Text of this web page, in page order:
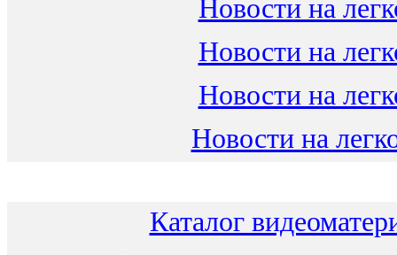
Новости на
Новости на
Новости на
Новости на
Каталог